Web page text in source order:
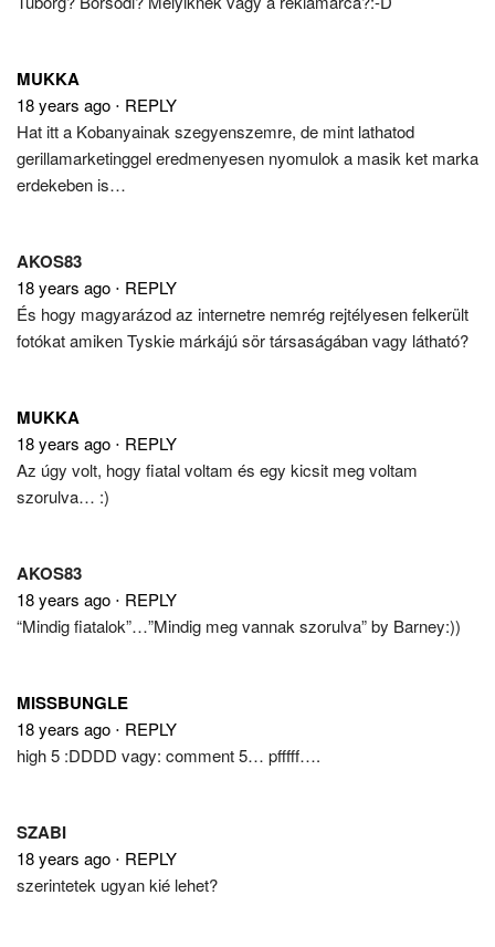
MUKKA
18 years ago ⋅ REPLY
Hat itt a Kobanyainak szegyenszemre, de mint lathatod
gerillamarketinggel eredmenyesen nyomulok a masik ket marka
erdekeben is…
AKOS83
18 years ago ⋅ REPLY
És hogy magyarázod az internetre nemrég rejtélyesen felkerült
fotókat amiken Tyskie márkájú sör társaságában vagy látható?
MUKKA
18 years ago ⋅ REPLY
Az úgy volt, hogy fiatal voltam és egy kicsit meg voltam
szorulva… :)
AKOS83
18 years ago ⋅ REPLY
“Mindig fiatalok”…”Mindig meg vannak szorulva” by Barney:))
MISSBUNGLE
18 years ago ⋅ REPLY
high 5 :DDDD vagy: comment 5… pfffff….
SZABI
18 years ago ⋅ REPLY
szerintetek ugyan kié lehet?